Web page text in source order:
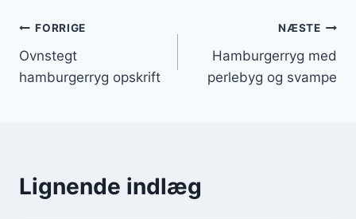
Indlægsnavigation
FORRIGE
Ovnstegt
hamburgerryg opskrift
NÆSTE
Hamburgerryg med
perlebyg og svampe
Lignende indlæg